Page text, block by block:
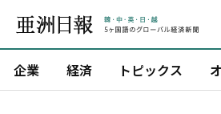
企業 経済 トピックス